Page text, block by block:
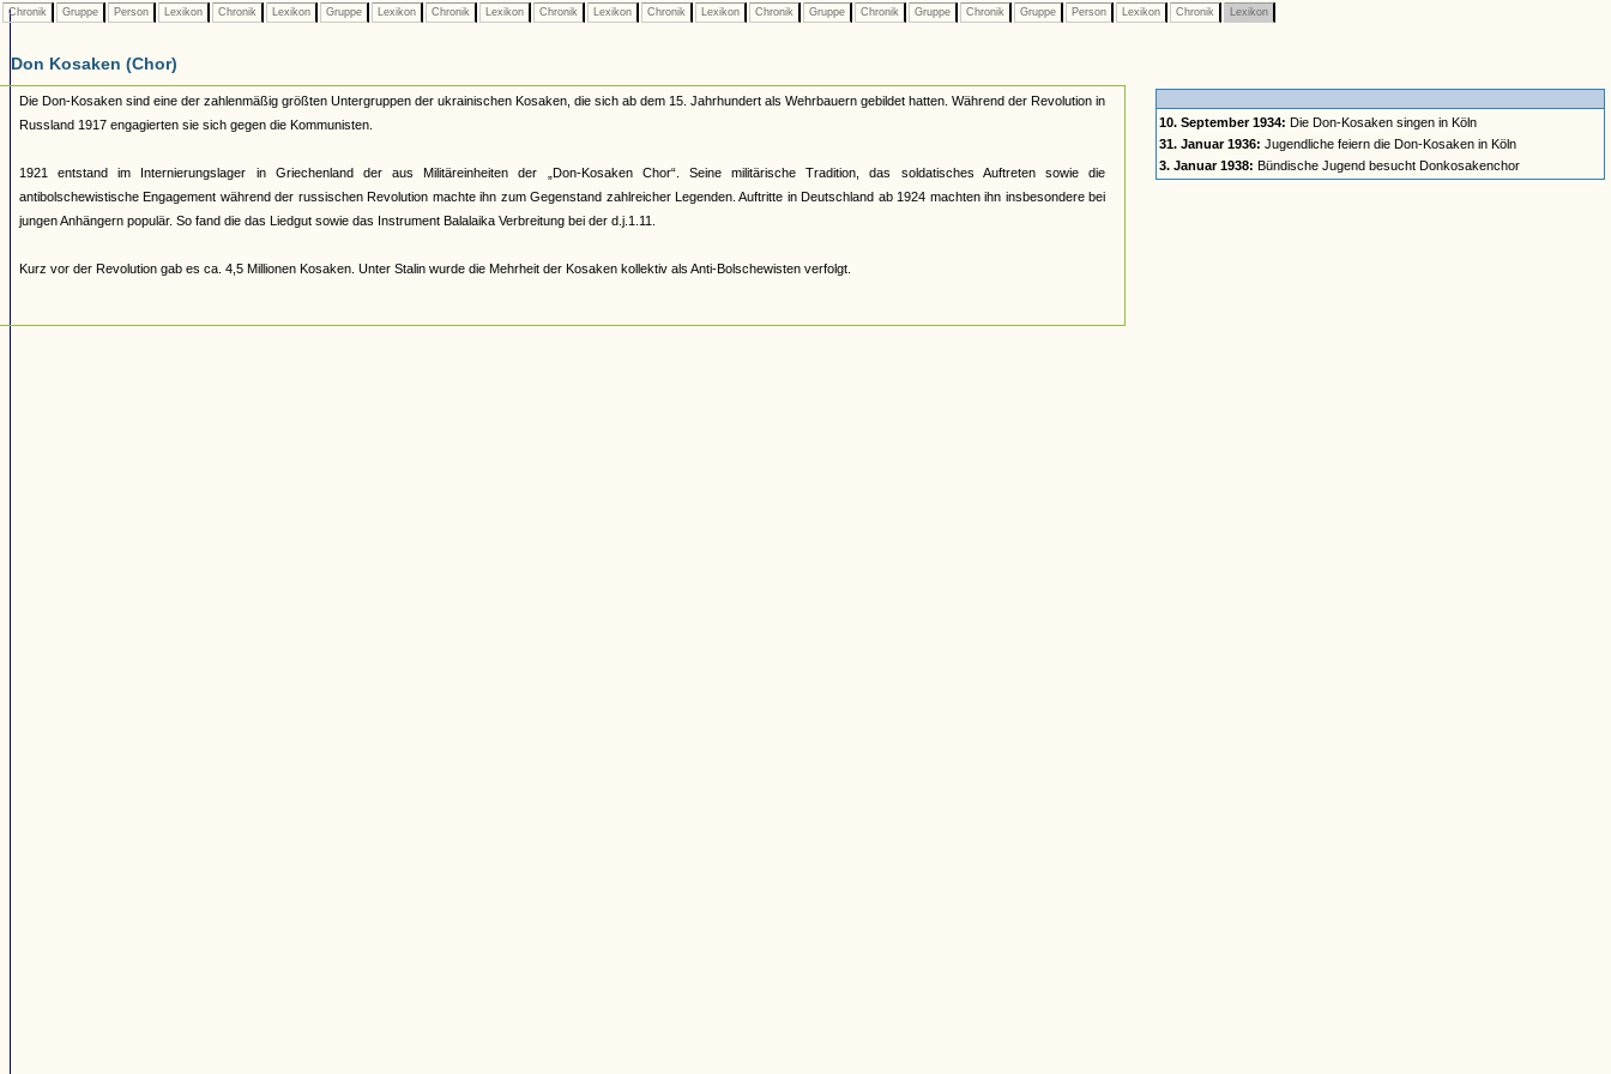
Chronik Gruppe Person Lexikon Chronik Lexikon Gruppe Lexikon Chronik Lexikon Chronik Lexikon Chronik Lexikon Chronik Gruppe Chronik Gruppe Chronik Gruppe Person Lexikon Chronik Lexikon
Don Kosaken (Chor)
Die Don-Kosaken sind eine der zahlenmäßig größten Untergruppen der ukrainischen Kosaken, die sich ab dem 15. Jahrhundert als Wehrbauern gebildet hatten. Während der Revolution in
Russland 1917 engagierten sie sich gegen die Kommunisten.
1921 entstand im Internierungslager in Griechenland der aus Militäreinheiten der „Don-Kosaken Chor“. Seine militärische Tradition, das soldatisches Auftreten sowie die
antibolschewistische Engagement während der russischen Revolution machte ihn zum Gegenstand zahlreicher Legenden. Auftritte in Deutschland ab 1924 machten ihn insbesondere bei
jungen Anhängern populär. So fand die das Liedgut sowie das Instrument Balalaika Verbreitung bei der d.j.1.11.
Kurz vor der Revolution gab es ca. 4,5 Millionen Kosaken. Unter Stalin wurde die Mehrheit der Kosaken kollektiv als Anti-Bolschewisten verfolgt.
10. September 1934: Die Don-Kosaken singen in Köln
31. Januar 1936: Jugendliche feiern die Don-Kosaken in Köln
3. Januar 1938: Bündische Jugend besucht Donkosakenchor